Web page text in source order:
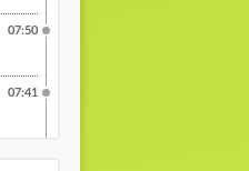
07:50
07:41